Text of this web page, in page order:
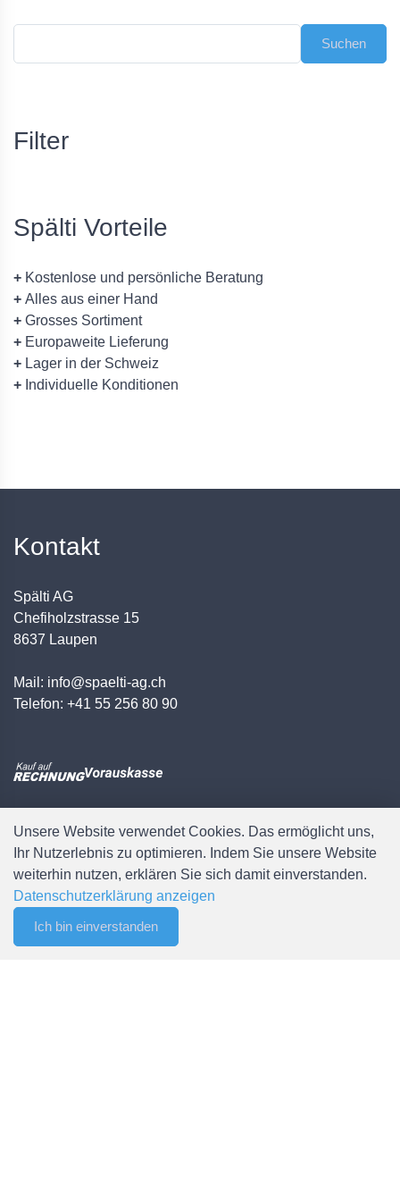
Filter Merkliste
Filter
Spälti Vorteile
+ Kostenlose und persönliche Beratung
+ Alles aus einer Hand
+ Grosses Sortiment
+ Europaweite Lieferung
+ Lager in der Schweiz
+ Individuelle Konditionen
Kontakt
Spälti AG
Chefiholzstrasse 15
8637 Laupen
Mail: info@spaelti-ag.ch
Telefon: +41 55 256 80 90
Weitere Informationen
Zahlungsmöglichkeiten
Versandbedingungen
Unsere Website verwendet Cookies. Das ermöglicht uns,
Ihr Nutzerlebnis zu optimieren. Indem Sie unsere Website
weiterhin nutzen, erklären Sie sich damit einverstanden.
Datenschutzerklärung anzeigen
Ich bin einverstanden